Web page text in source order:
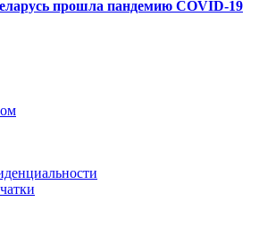
прошла пандемию COVID-19